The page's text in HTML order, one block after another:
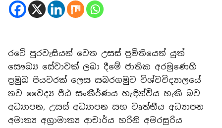
රටේ පුරවැසියන් වෙත උසස් ප්‍රමිතියෙන් යුත්
සෞඛ්‍ය සේවාවක් ලබා දීමේ ජාතික අරමුණෙහි
ප්‍රමුඛ පියවරක් ලෙස සබරගමුව විශ්වවිද්‍යාලයේ
නව වෛද්‍ය පීඨ සංකීර්ණය හැඳින්විය හැකි බව
අධ්‍යාපන, උසස් අධ්‍යාපන සහ වෘත්තීය අධ්‍යාපන
අමාත්‍ය අග්‍රාමාත්‍ය ආචාර්ය හරිනි අමරසූරිය